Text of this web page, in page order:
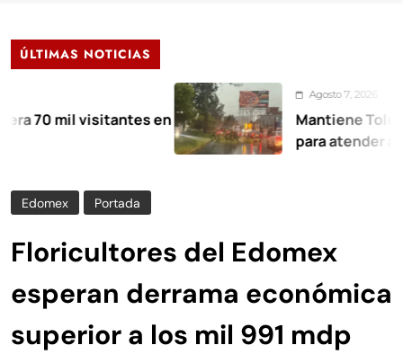
ÚLTIMAS NOTICIAS
mil visitantes en
Agosto 7, 2026
Mantiene Toluca
para atender
Edomex Portada
Floricultores del Edomex
esperan derrama económica
superior a los mil 991 mdp